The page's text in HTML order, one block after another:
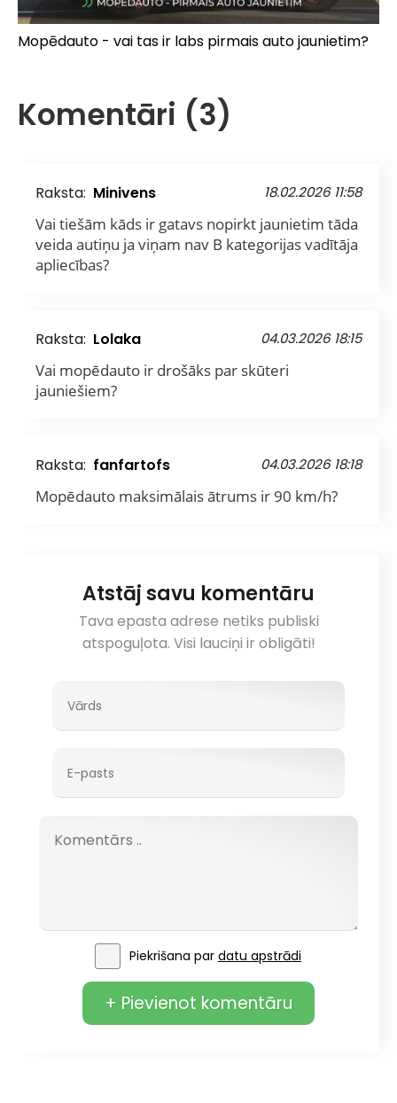
Mopēdauto - vai tas ir labs pirmais auto jaunietim?
Komentāri (3)
Raksta: Minivens 18.02.2026 11:58
Vai tiešām kāds ir gatavs nopirkt jaunietim tāda
veida autiņu ja viņam nav B kategorijas vadītāja
apliecības?
Raksta: Lolaka 04.03.2026 18:15
Vai mopēdauto ir drošāks par skūteri
jauniešiem?
Raksta: fanfartofs 04.03.2026 18:18
Mopēdauto maksimālais ātrums ir 90 km/h?
Atstāj savu komentāru
Tava epasta adrese netiks publiski
atspoguļota. Visi lauciņi ir obligāti!
Piekrišana par datu apstrādi
+ Pievienot komentāru